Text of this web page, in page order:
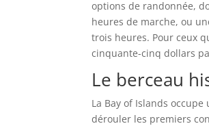
options de randonnée,
heures de marche, ou
trois heures. Pour ceux
cinquante-cinq dollars
Le berceau
La Bay of Islands
dérouler les premiers